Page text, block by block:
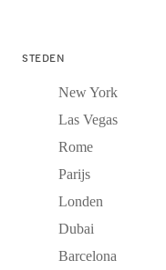
STEDEN
New York
Las Vegas
Rome
Parijs
Londen
Dubai
Barcelona